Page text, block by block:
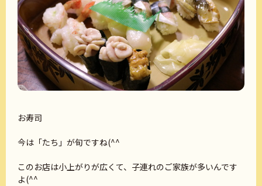
お寿司
今は「たち」が旬ですね(^^
このお店は小上がりが広くて、子連れのご家族が多いんです
よ(^^